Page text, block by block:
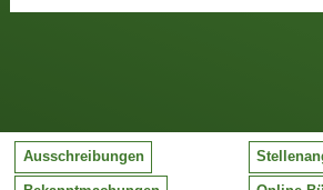
Ausschreibungen